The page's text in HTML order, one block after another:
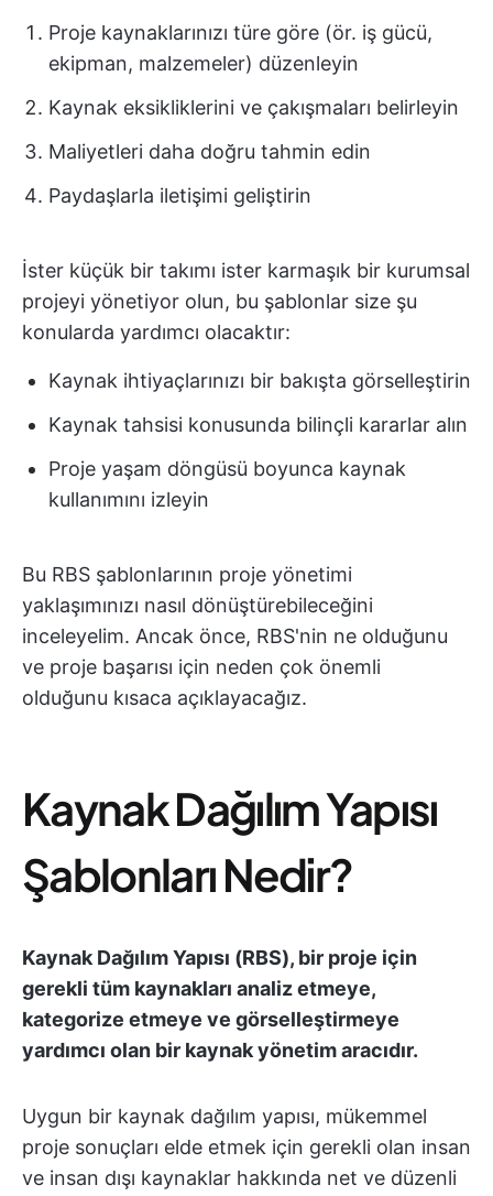
Proje kaynaklarınızı türe göre (ör. iş gücü,
ekipman, malzemeler) düzenleyin
Kaynak eksikliklerini ve çakışmaları belirleyin
Maliyetleri daha doğru tahmin edin
Paydaşlarla iletişimi geliştirin
İster küçük bir takımı ister karmaşık bir kurumsal
projeyi yönetiyor olun, bu şablonlar size şu
konularda yardımcı olacaktır:
Kaynak ihtiyaçlarınızı bir bakışta görselleştirin
Kaynak tahsisi konusunda bilinçli kararlar alın
Proje yaşam döngüsü boyunca kaynak
kullanımını izleyin
Bu RBS şablonlarının proje yönetimi
yaklaşımınızı nasıl dönüştürebileceğini
inceleyelim. Ancak önce, RBS'nin ne olduğunu
ve proje başarısı için neden çok önemli
olduğunu kısaca açıklayacağız.
Kaynak Dağılım Yapısı
Şablonları Nedir?
Kaynak Dağılım Yapısı (RBS), bir proje için
gerekli tüm kaynakları analiz etmeye,
kategorize etmeye ve görselleştirmeye
yardımcı olan bir kaynak yönetim aracıdır.
Uygun bir kaynak dağılım yapısı, mükemmel
proje sonuçları elde etmek için gerekli olan insan
ve insan dışı kaynaklar hakkında net ve düzenli